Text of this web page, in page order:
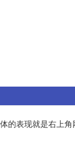
的表现就是右上